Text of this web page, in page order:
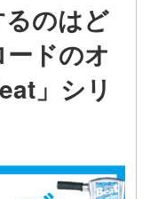
のはど
ドのオ
」シリ